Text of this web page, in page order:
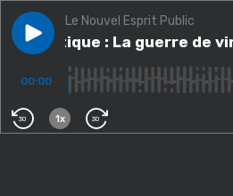
Play episode Thématique : La
Le Nouvel Esprit Public
Thématique : La guerre de
00:00
30 1x 30